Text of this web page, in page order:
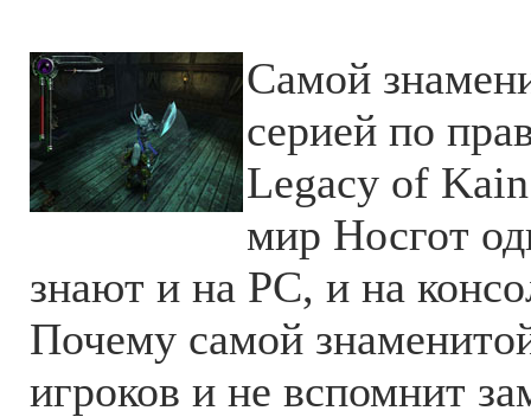
Самой
серией по
Legacy of
мир Носгот
знают и на PC, и на
Почему самой
игроков и не вспомнит